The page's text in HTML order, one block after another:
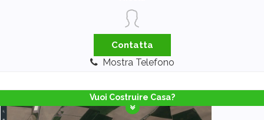
Contatta
Mostra Telefono
Vuoi Costruire Casa?